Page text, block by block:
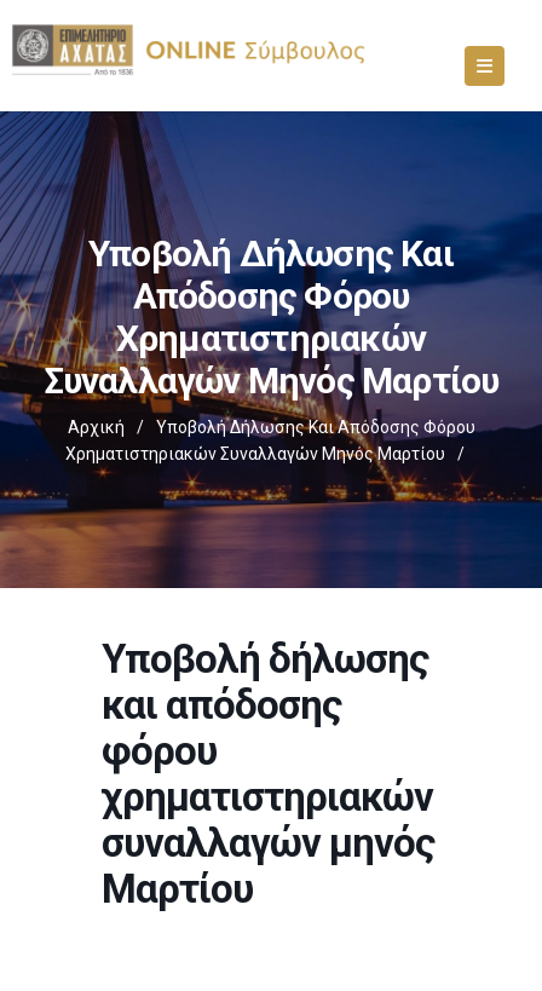
Υποβολή Δήλωσης Και
Απόδοσης Φόρου
Χρηματιστηριακών
Συναλλαγών Μηνός Μαρτίου
Αρχική /
Υποβολή Δήλωσης Και Απόδοσης Φόρου
Χρηματιστηριακών Συναλλαγών Μηνός Μαρτίου
/
Υποβολή δήλωσης
και απόδοσης
φόρου
χρηματιστηριακών
συναλλαγών μηνός
Μαρτίου